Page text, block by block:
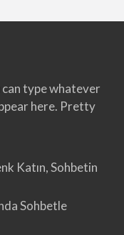
type whatever
here. Pretty
Katın, Sohbetin
Sohbetle